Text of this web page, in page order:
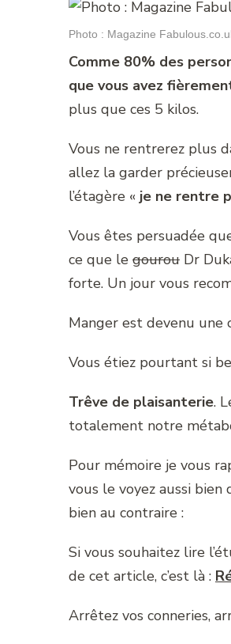
Photo : Magazine
Comme 80% des
que vous avez
plus que ces 5 kilos.
Vous ne rentrerez plus
allez la garder
l’étagère « je ne rentre
Vous êtes persuadée
ce que le gourou Dr
forte. Un jour vous
Manger est devenu une
Vous étiez pourtant si
Trêve de plaisanterie.
totalement notre
Pour mémoire je vous
vous le voyez aussi
bien au contraire :
Si vous souhaitez lire
de cet article, c’est là :
Arrêtez vos conneries,